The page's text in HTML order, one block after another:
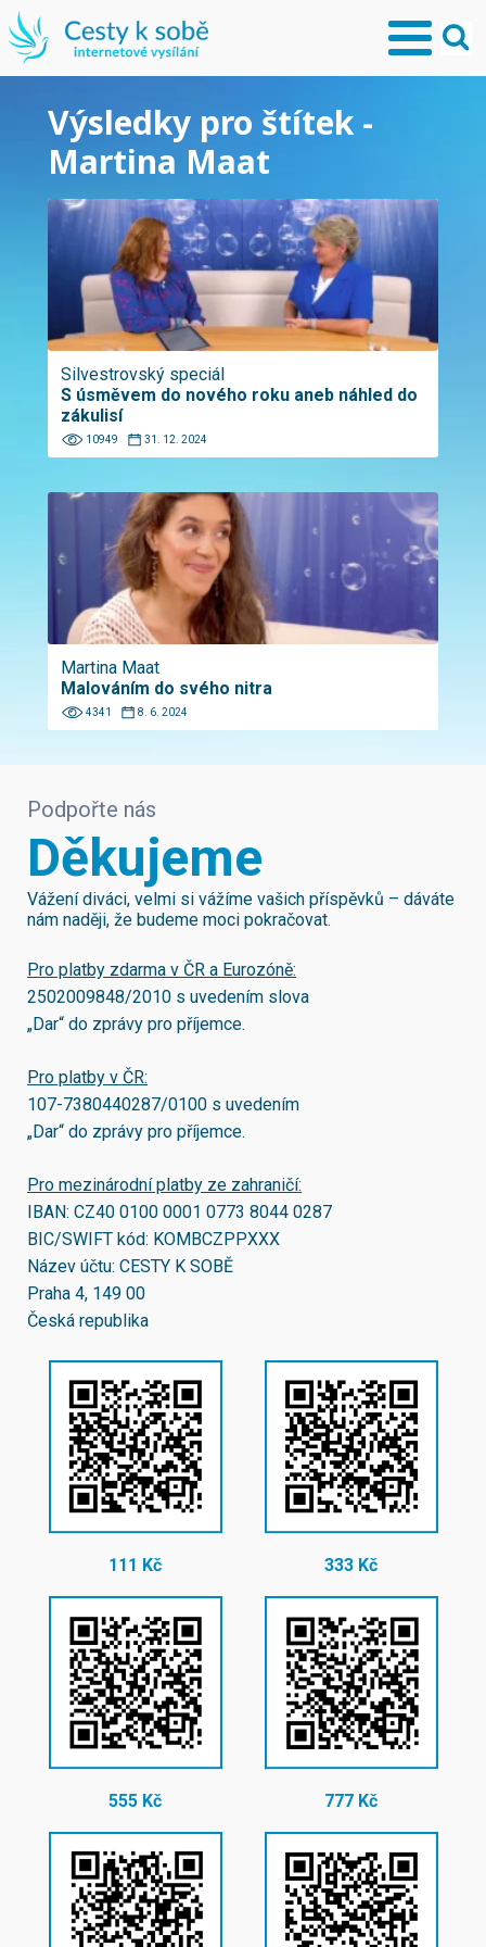
Výsledky pro štítek -
Martina Maat
Silvestrovský speciál
S úsměvem do nového roku aneb náhled do
zákulisí
10949 31. 12. 2024
Martina Maat
Malováním do svého nitra
4341 8. 6. 2024
Podpořte nás
Děkujeme
Vážení diváci, velmi si vážíme vašich příspěvků – dáváte
nám naději, že budeme moci pokračovat.
Pro platby zdarma v ČR a Eurozóně:
2502009848/2010 s uvedením slova
„Dar“ do zprávy pro příjemce.
Pro platby v ČR:
107-7380440287/0100 s uvedením
„Dar“ do zprávy pro příjemce.
Pro mezinárodní platby ze zahraničí:
IBAN: CZ40 0100 0001 0773 8044 0287
BIC/SWIFT kód: KOMBCZPPXXX
Název účtu: CESTY K SOBĚ
Praha 4, 149 00
Česká republika
111 Kč 333 Kč
555 Kč 777 Kč